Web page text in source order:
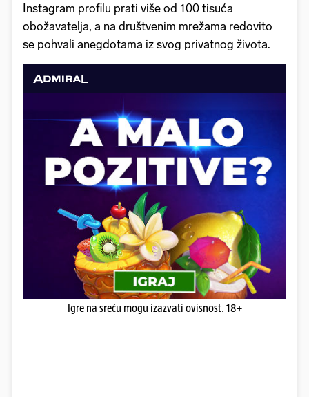
Instagram profilu prati više od 100 tisuća
obožavatelja, a na društvenim mrežama redovito
se pohvali anegdotama iz svog privatnog života.
Igre na sreću mogu izazvati ovisnost. 18+